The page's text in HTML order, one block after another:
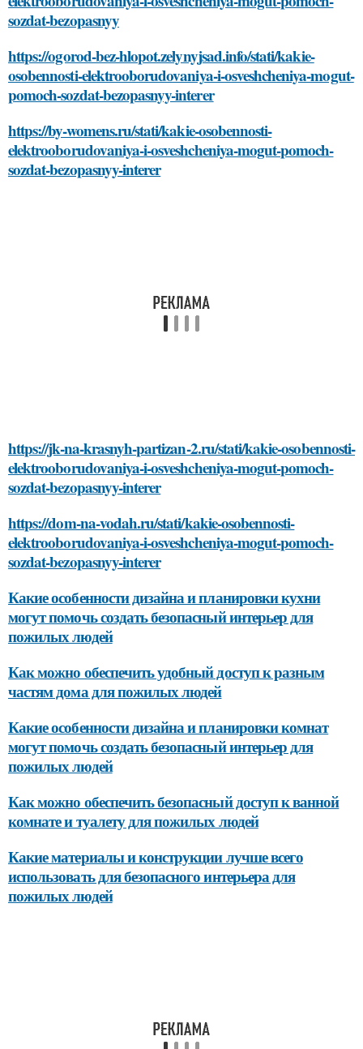
sozdat-bezopasnyy
https://ogorod-bez-hlopot.zelynyjsad.info/stati/kakie-
osobennosti-elektrooborudovaniya-i-osveshcheniya-mogut-
pomoch-sozdat-bezopasnyy-interer
https://by-womens.ru/stati/kakie-osobennosti-
elektrooborudovaniya-i-osveshcheniya-mogut-pomoch-
sozdat-bezopasnyy-interer
https://jk-na-krasnyh-partizan-2.ru/stati/kakie-osobennosti-
elektrooborudovaniya-i-osveshcheniya-mogut-pomoch-
sozdat-bezopasnyy-interer
https://dom-na-vodah.ru/stati/kakie-osobennosti-
elektrooborudovaniya-i-osveshcheniya-mogut-pomoch-
sozdat-bezopasnyy-interer
Какие особенности дизайна и планировки кухни
могут помочь создать безопасный интерьер для
пожилых людей
Как можно обеспечить удобный доступ к разным
частям дома для пожилых людей
Какие особенности дизайна и планировки комнат
могут помочь создать безопасный интерьер для
пожилых людей
Как можно обеспечить безопасный доступ к ванной
комнате и туалету для пожилых людей
Какие материалы и конструкции лучше всего
использовать для безопасного интерьера для
пожилых людей